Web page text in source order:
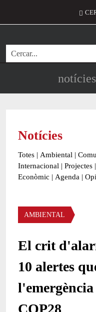
Cerca
notícies
Notícies
Totes | Ambiental |
Internacional | Projectes |
Econòmic | Agenda |
Àmbit de la notícia
AMBIENTAL
El crit
10 alertes
COP28